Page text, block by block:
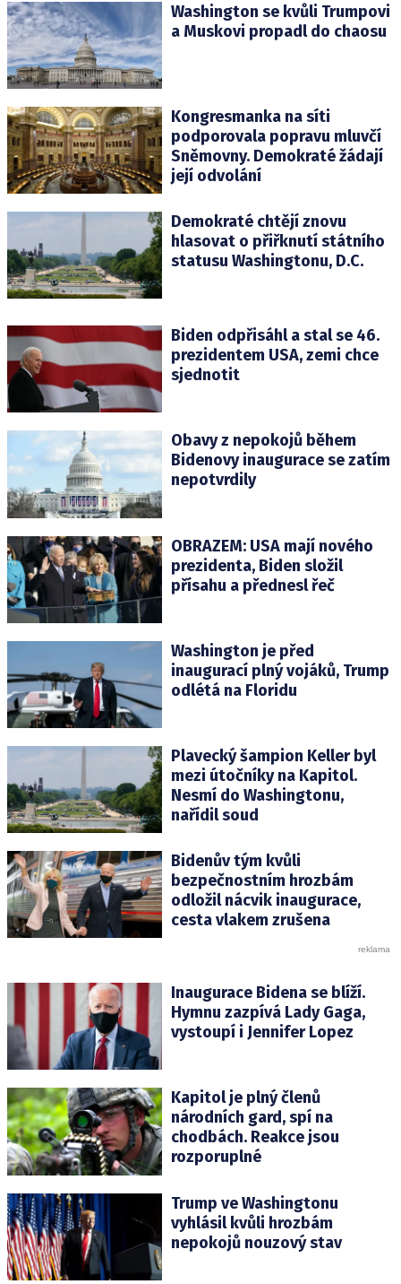
Washington se kvůli Trumpovi
a Muskovi propadl do chaosu
Kongresmanka na síti
podporovala popravu mluvčí
Sněmovny. Demokraté žádají
její odvolání
Demokraté chtějí znovu
hlasovat o přiřknutí státního
statusu Washingtonu, D.C.
Biden odpřisáhl a stal se 46.
prezidentem USA, zemi chce
sjednotit
Obavy z nepokojů během
Bidenovy inaugurace se zatím
nepotvrdily
OBRAZEM: USA mají nového
prezidenta, Biden složil
přísahu a přednesl řeč
Washington je před
inaugurací plný vojáků, Trump
odlétá na Floridu
Plavecký šampion Keller byl
mezi útočníky na Kapitol.
Nesmí do Washingtonu,
nařídil soud
Bidenův tým kvůli
bezpečnostním hrozbám
odložil nácvik inaugurace,
cesta vlakem zrušena
Inaugurace Bidena se blíží.
Hymnu zazpívá Lady Gaga,
vystoupí i Jennifer Lopez
Kapitol je plný členů
národních gard, spí na
chodbách. Reakce jsou
rozporuplné
Trump ve Washingtonu
vyhlásil kvůli hrozbám
nepokojů nouzový stav